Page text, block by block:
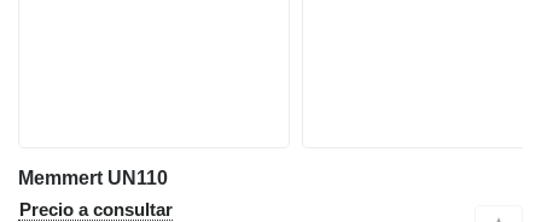
Memmert UN110
Precio a consultar